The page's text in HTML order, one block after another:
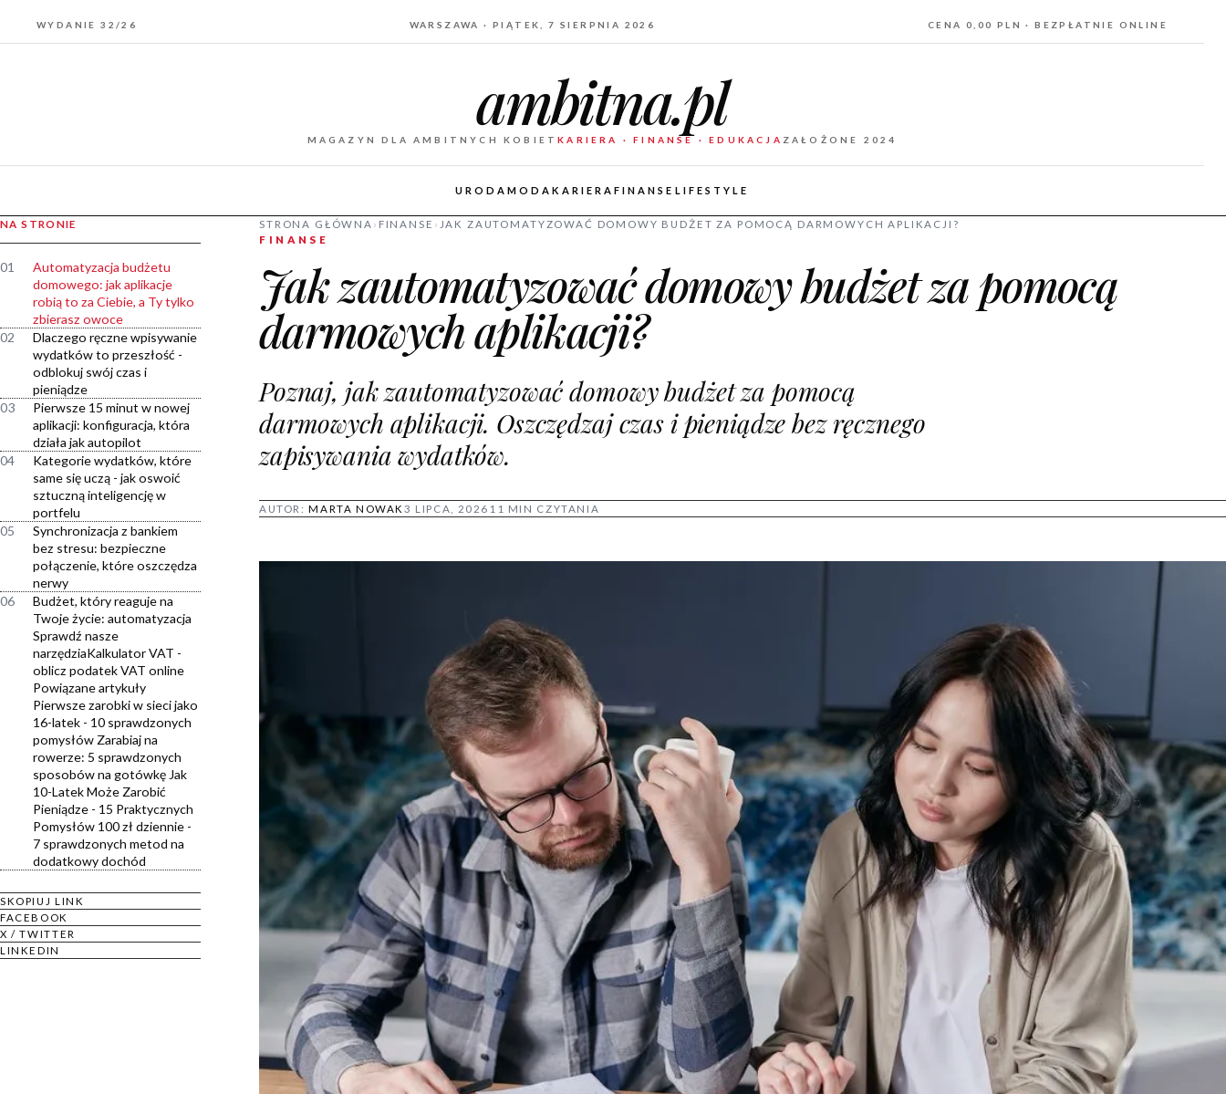
WYDANIE 32/26 WARSZAWA · PIĄTEK, 7 SIERPNIA 2026 CENA 0,00 PLN · BEZPŁATNIE ONLINE
ambitna.pl
MAGAZYN DLA AMBITNYCH KOBIETKARIERA · FINANSE · EDUKACJA ZAŁOŻONE 2024
URODAMODAKARIERA FINANSE LIFESTYLE
NA STRONIE
01
Automatyzacja budżetu
domowego: jak aplikacje
robią to za Ciebie, a Ty tylko
zbierasz owoce
02
Dlaczego ręczne wpisywanie
wydatków to przeszłość -
odblokuj swój czas i
pieniądze
03
Pierwsze 15 minut w nowej
aplikacji: konfiguracja, która
działa jak autopilot
04
Kategorie wydatków, które
same się uczą - jak oswoić
sztuczną inteligencję w
portfelu
05
Synchronizacja z bankiem
bez stresu: bezpieczne
połączenie, które oszczędza
nerwy
06
Budżet, który reaguje na
Twoje życie: automatyzacja
Sprawdź nasze
narzędziaKalkulator VAT -
oblicz podatek VAT online
Powiązane artykuły
Pierwsze zarobki w sieci jako
16-latek - 10 sprawdzonych
pomysłów Zarabiaj na
rowerze: 5 sprawdzonych
sposobów na gotówkę Jak
10-Latek Może Zarobić
Pieniądze - 15 Praktycznych
Pomysłów 100 zł dziennie -
7 sprawdzonych metod na
dodatkowy dochód
SKOPIUJ LINK
FACEBOOK
X / TWITTER
LINKEDIN
STRONA GŁÓWNA › FINANSE › JAK ZAUTOMATYZOWAĆ DOMOWY BUDŻET ZA POMOCĄ DARMOWYCH APLIKACJI?
FINANSE
Jak zautomatyzować domowy budżet za pomocą
darmowych aplikacji?
Poznaj, jak zautomatyzować domowy budżet za pomocą
darmowych aplikacji. Oszczędzaj czas i pieniądze bez ręcznego
zapisywania wydatków.
AUTOR:MARTA NOWAK3 LIPCA, 2026 11 MIN CZYTANIA